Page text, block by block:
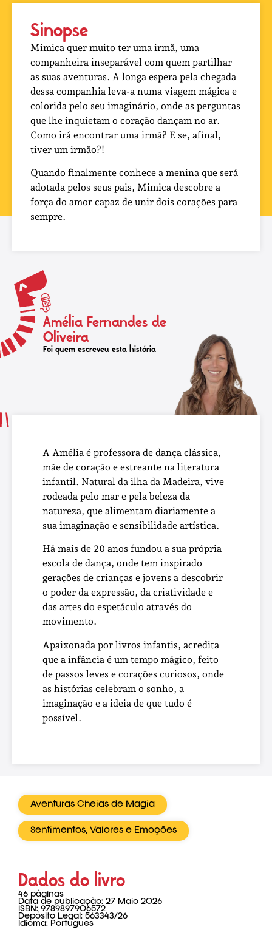
Sinopse
Mimica quer muito ter uma irmã, uma
companheira inseparável com quem partilhar
as suas aventuras. A longa espera pela chegada
dessa companhia leva-a numa viagem mágica e
colorida pelo seu imaginário, onde as perguntas
que lhe inquietam o coração dançam no ar.
Como irá encontrar uma irmã? E se, afinal,
tiver um irmão?!
Quando finalmente conhece a menina que será
adotada pelos seus pais, Mimica descobre a
força do amor capaz de unir dois corações para
sempre.
Amélia Fernandes de
Oliveira
Foi quem escreveu esta história
A Amélia é professora de dança clássica,
mãe de coração e estreante na literatura
infantil. Natural da ilha da Madeira, vive
rodeada pelo mar e pela beleza da
natureza, que alimentam diariamente a
sua imaginação e sensibilidade artística.
Há mais de 20 anos fundou a sua própria
escola de dança, onde tem inspirado
gerações de crianças e jovens a descobrir
o poder da expressão, da criatividade e
das artes do espetáculo através do
movimento.
Apaixonada por livros infantis, acredita
que a infância é um tempo mágico, feito
de passos leves e corações curiosos, onde
as histórias celebram o sonho, a
imaginação e a ideia de que tudo é
possível.
Aventuras Cheias de Magia
Sentimentos, Valores e Emoções
Dados do livro
46 páginas
Data de publicação: 27 Maio 2026
ISBN: 9789897906572
Depósito Legal: 563343/26
Idioma: Português